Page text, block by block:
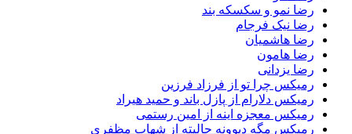
رضا نمو و سکسکه بند
رضا نیک فرجام
رضا هاشمیان
رضا هامون
رضا یزدانی
رمیکس چرا تو از فرزاد فرزین
رمیکس دلارام از پازل باند و حمید هیراد
رمیکس معجزه اینه از امین رستمی
رمیکس مگه دیوونه حالیته از شهاب مظفری